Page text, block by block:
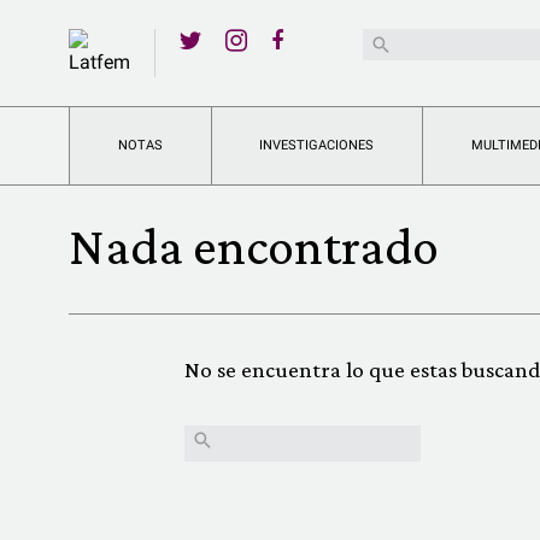
YouTubeBuscar:
NOTAS INVESTIGACIONES
Nada encontrado
No se encuentra lo que estas
Buscar: